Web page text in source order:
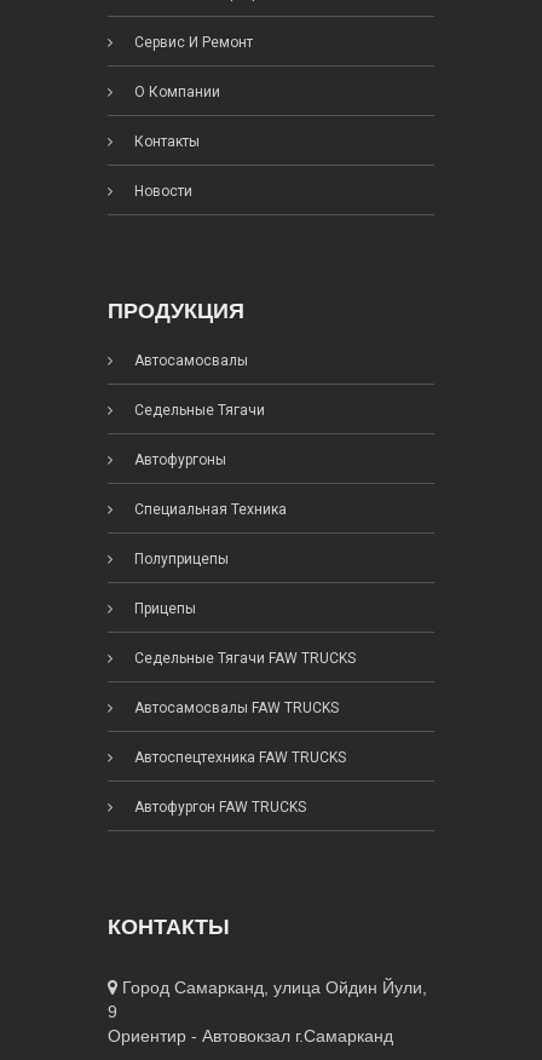
Сервис И Ремонт
О Компании
Контакты
Новости
ПРОДУКЦИЯ
Автосамосвалы
Седельные Тягачи
Автофургоны
Специальная Техника
Полуприцепы
Прицепы
Седельные Тягачи FAW TRUCKS
Автосамосвалы FAW TRUCKS
Автоспецтехника FAW TRUCKS
Автофургон FAW TRUCKS
КОНТАКТЫ
Город Самарканд, улица Ойдин Йули,
9
Ориентир - Автовокзал г.Самарканд